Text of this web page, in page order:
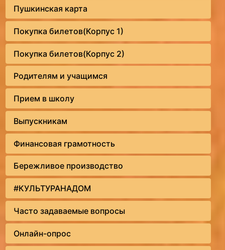
Пушкинская карта
Покупка билетов(Корпус 1)
Покупка билетов(Корпус 2)
Родителям и учащимся
Прием в школу
Выпускникам
Финансовая грамотность
Бережливое производство
#КУЛЬТУРАНАДОМ
Часто задаваемые вопросы
Онлайн-опрос